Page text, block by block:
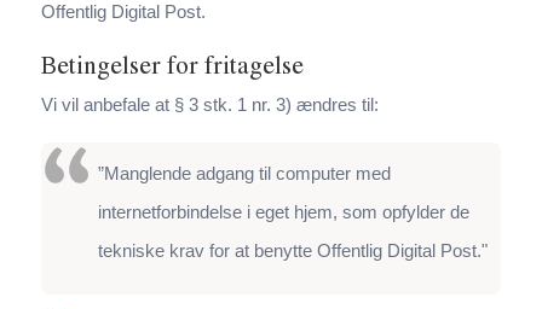
Offentlig Digital Post.
Betingelser for fritagelse
Vi vil anbefale at § 3 stk. 1 nr. 3) ændres til:
”Manglende adgang til computer med
internetforbindelse i eget hjem, som opfylder de
tekniske krav for at benytte Offentlig Digital Post."